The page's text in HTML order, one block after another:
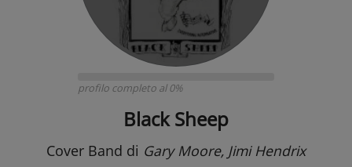
profilo completo al 0%
Black Sheep
Cover Band di Gary Moore, Jimi Hendrix